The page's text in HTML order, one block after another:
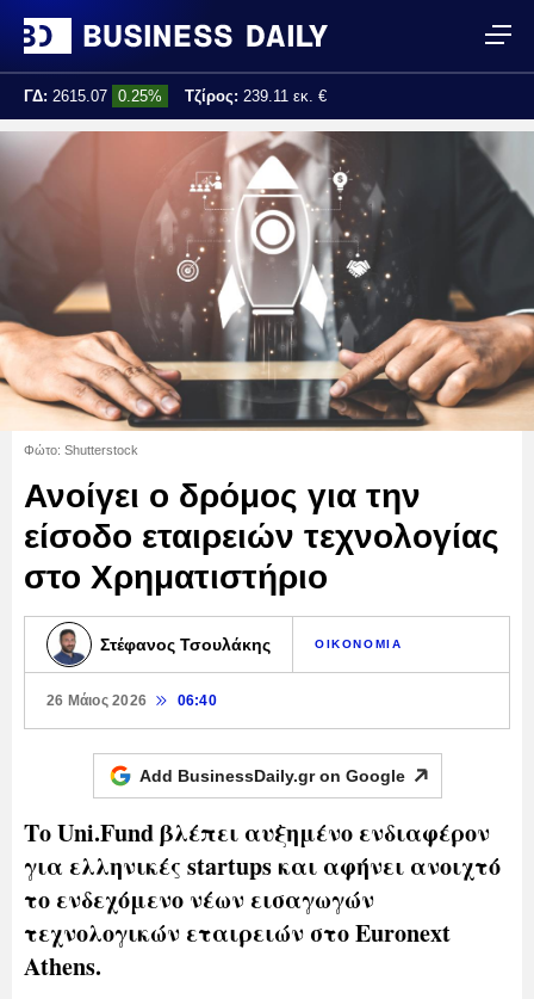
ΓΔ: 2615.07 0.25% Τζίρος: 239.11 εκ. €
Τελ. ενημέρωση:
Φώτο: Shutterstock
Ανοίγει ο δρόμος για την
είσοδο εταιρειών τεχνολογίας
στο Χρηματιστήριο
Στέφανος Τσουλάκης ΟΙΚΟΝΟΜΙΑ
26 Μάιος 2026 06:40
Add BusinessDaily.gr on Google
Το Uni.Fund βλέπει αυξημένο ενδιαφέρον
για ελληνικές startups και αφήνει ανοιχτό
το ενδεχόμενο νέων εισαγωγών
τεχνολογικών εταιρειών στο Euronext
Athens.